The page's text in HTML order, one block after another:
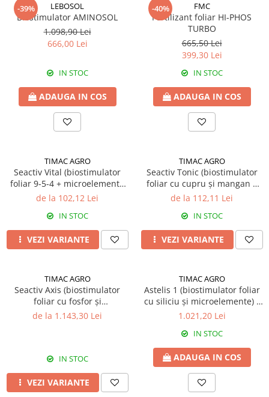
ARBUȘTI FRUCTIFERI
Fungicide
Fertilizanți foliari
ARDEI
Insecticide
Fertilizanți foliari
Dezinfectant sol
ARPAGIC
BOB
Fungicide
Insecticide
Fertilizanți foliari
Fertilizanți foliari
CAIS
Erbicide
ARDEI IUTE
Insecticide
Fungicide
Fertilizanți foliari
Adjuvanți
Acaricide
Fungicide
Insecticide
Biostimulatori
CASTRAVEȚI
Fungicide
Insecticide
-39% LEBOSOL
Biostimulator AMINOSOL
1.098,90 Lei
666,00 Lei
IN STOC
ADAUGA IN COS
-40% FMC
Fertilizant foliar HI-PHOS
TURBO
665,50 Lei
399,30 Lei
IN STOC
ADAUGA IN COS
TIMAC AGRO
Seactiv Vital (biostimulator
foliar 9-5-4 + microelemente
complete) - Biostimulator
de la 102,12 Lei
IN STOC
VEZI VARIANTE
TIMAC AGRO
Seactiv Tonic (biostimulator
foliar cu cupru și mangan –
4,8% Cu + 7,7% Mn) -
de la 112,11 Lei
IN STOC
VEZI VARIANTE
TIMAC AGRO
Seactiv Axis (biostimulator
foliar cu fosfor și
microelemente – 3-18-0 + Mn,
de la 1.143,30 Lei
IN STOC
VEZI VARIANTE
TIMAC AGRO
Astelis 1 (biostimulator foliar
cu siliciu și microelemente) -
Biostimulator
1.021,20 Lei
IN STOC
ADAUGA IN COS